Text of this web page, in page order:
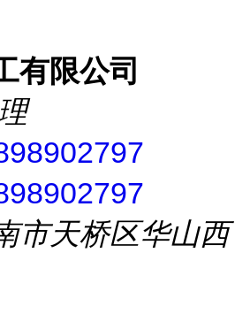
有限公司
市天桥区华山西